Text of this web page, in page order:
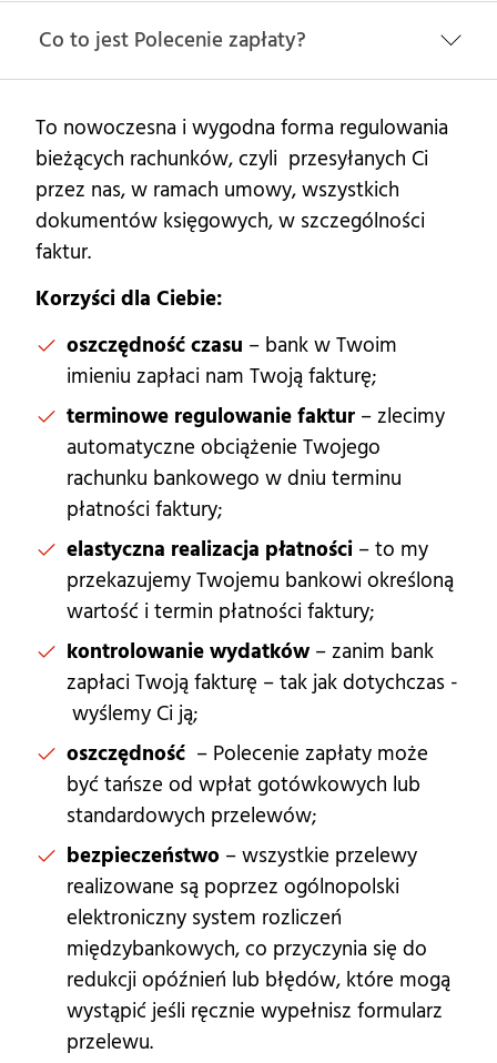
Co to jest Polecenie zapłaty?
To nowoczesna i wygodna forma regulowania
bieżących rachunków, czyli przesyłanych Ci
przez nas, w ramach umowy, wszystkich
dokumentów księgowych, w szczególności
faktur.
Korzyści dla Ciebie:
oszczędność czasu – bank w Twoim
imieniu zapłaci nam Twoją fakturę;
terminowe regulowanie faktur– zlecimy
automatyczne obciążenie Twojego
rachunku bankowego w dniu terminu
płatności faktury;
elastyczna realizacja płatności– to my
przekazujemy Twojemu bankowi określoną
wartość i termin płatności faktury;
kontrolowanie wydatków– zanim bank
zapłaci Twoją fakturę – tak jak dotychczas -
wyślemy Ci ją;
oszczędność– Polecenie zapłaty może
być tańsze od wpłat gotówkowych lub
standardowych przelewów;
bezpieczeństwo – wszystkie przelewy
realizowane są poprzez ogólnopolski
elektroniczny system rozliczeń
międzybankowych, co przyczynia się do
redukcji opóźnień lub błędów, które mogą
wystąpić jeśli ręcznie wypełnisz formularz
przelewu.